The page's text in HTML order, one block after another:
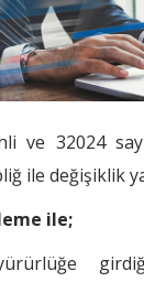
ve 32024
ile değişiklik
ile;